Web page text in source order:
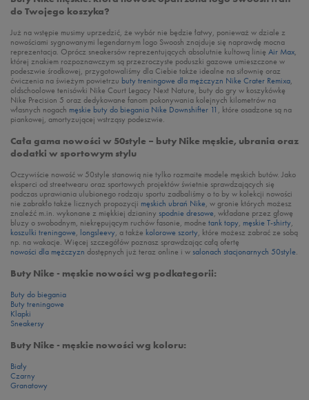
do Twojego koszyka?
Już na wstępie musimy uprzedzić, że wybór nie będzie łatwy, ponieważ w dziale z
nowościami sygnowanymi legendarnym logo Swoosh znajduje się naprawdę mocna
reprezentacja. Oprócz sneakersów reprezentujących absolutnie kultową linię Air Max,
której znakiem rozpoznawczym są przezroczyste poduszki gazowe umieszczone w
podeszwie środkowej, przygotowaliśmy dla Ciebie także idealne na siłownię oraz
ćwiczenia na świeżym powietrzu buty treningowe dla mężczyzn Nike Crater Remixa,
oldschoolowe tenisówki Nike Court Legacy Next Nature, buty do gry w koszykówkę
Nike Precision 5 oraz dedykowane fanom pokonywania kolejnych kilometrów na
własnych nogach męskie buty do biegania Nike Downshifter 11 , które osadzone są na
piankowej, amortyzującej wstrząsy podeszwie.
Cała gama nowości w 50style – buty Nike męskie, ubrania oraz
dodatki w sportowym stylu
Oczywiście nowość w 50style stanowią nie tylko rozmaite modele męskich butów. Jako
eksperci od streetwearu oraz sportowych projektów świetnie sprawdzających się
podczas uprawiania ulubionego rodzaju sportu zadbaliśmy o to by w kolekcji nowości
nie zabrakło także licznych propozycji męskich ubrań Nike, w gronie których możesz
znaleźć m.in. wykonane z miękkiej dzianiny spodnie dresowe, wkładane przez głowę
bluzy o swobodnym, niekrępującym ruchów fasonie, modne tank topy, męskie T-shirty,
koszulki treningowe, longsleevy, a także kolorowe szorty, które możesz zabrać ze sobą
np. na wakacje. Więcej szczegółów poznasz sprawdzając całą ofertę
nowości dla mężczyzn dostępnych już teraz online i w salonach stacjonarnych 50style.
Buty Nike - męskie nowości wg podkategorii:
Buty do biegania
Buty treningowe
Klapki
Sneakersy
Buty Nike - męskie nowości wg koloru:
Biały
Czarny
Granatowy